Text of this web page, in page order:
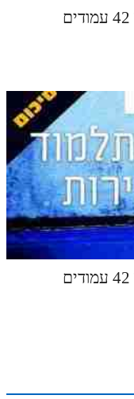
הדף היומי בתע"ס – חלק ד | שיעור 42 עמודים
הדף היומי בתע"ס – חלק ד | שיעור 42 עמודים